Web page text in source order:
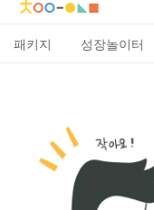
패키지 성장놀이터